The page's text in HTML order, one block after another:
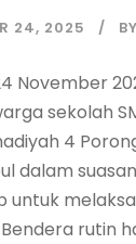
24, 2025 BY
November
sekolah
4
dalam
untuk
rutin